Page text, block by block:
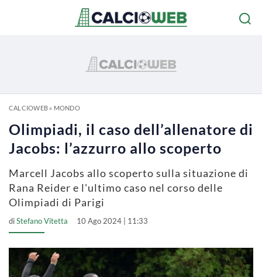
CALCIOWEB» MONDO
Olimpiadi, il caso dell’allenatore di
Jacobs: l’azzurro allo scoperto
Marcell Jacobs allo scoperto sulla situazione di
Rana Reider e l'ultimo caso nel corso delle
Olimpiadi di Parigi
diStefano Vitetta 10 Ago 2024 | 11:33